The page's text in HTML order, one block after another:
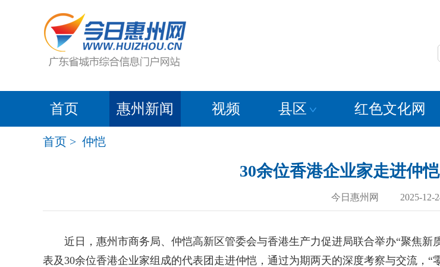
首页 惠州新闻 视频 县区 红色文化网
首页 > 仲恺
30余位香港企业家走进仲
今日惠州网 2025-12-
近日，惠州市商务局、仲恺高新区管委会与香港生产力促进局联合举办“聚焦新
表及30余位香港企业家组成的代表团走进仲恺，通过为期两天的深度考察与交流，